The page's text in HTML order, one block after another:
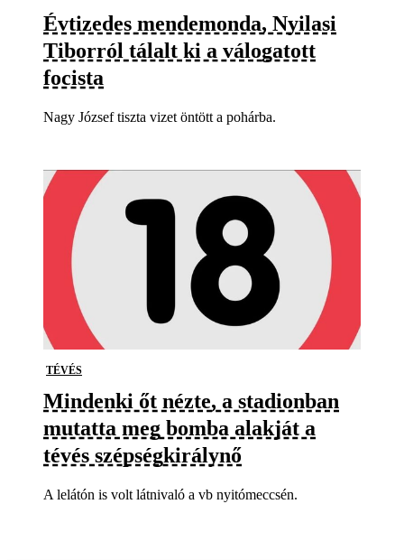
Évtizedes mendemonda, Nyilasi
Tiborról tálalt ki a válogatott
focista
Nagy József tiszta vizet öntött a pohárba.
TÉVÉS
Mindenki őt nézte, a stadionban
mutatta meg bomba alakját a
tévés szépségkirálynő
A lelátón is volt látnivaló a vb nyitómeccsén.